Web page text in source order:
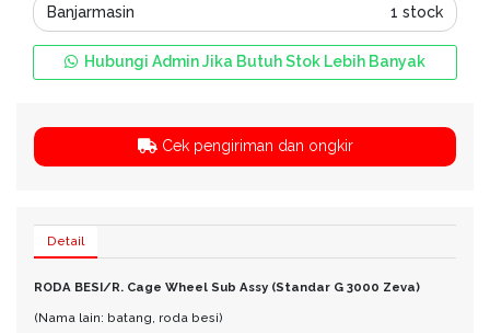
Banjarmasin 1 stock
Hubungi Admin Jika Butuh Stok Lebih Banyak
Cek pengiriman dan ongkir
Detail
RODA BESI/R. Cage Wheel Sub Assy (Standar G 3000 Zeva)
(Nama lain: batang, roda besi)